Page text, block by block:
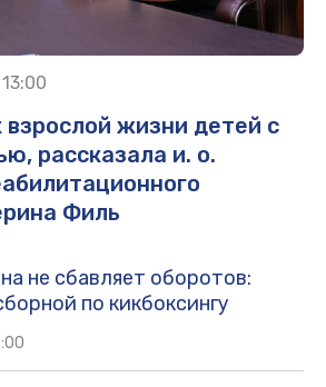
взрослой жизни детей с
рассказала и. о.
Филь
не сбавляет оборотов:
по кикбоксингу